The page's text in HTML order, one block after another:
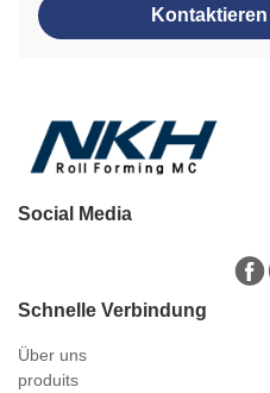
Social Media
Schnelle Verbindung
Über uns
produits